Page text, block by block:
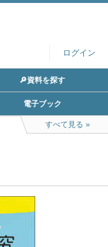
ログイン
🔎資料を探す
電子ブック
すべて見る